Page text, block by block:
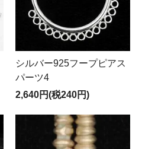
シルバー925フープピアス
パーツ4
2,640円(税240円)